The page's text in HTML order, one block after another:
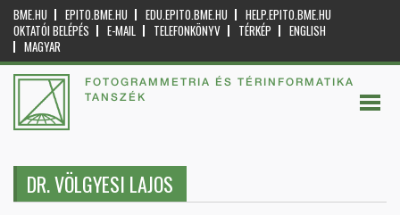
BME.HU EPITO.BME.HU EDU.EPITO.BME.HU
HELP.EPITO.BME.HU
OKTATÓI BELÉPÉS
E-MAIL TELEFONKÖNYV TÉRKÉP
ENGLISH
MAGYAR
FOTOGRAMMETRIA ÉS TÉRINFORMATIKA
TANSZÉK
DR. VÖLGYESI LAJOS